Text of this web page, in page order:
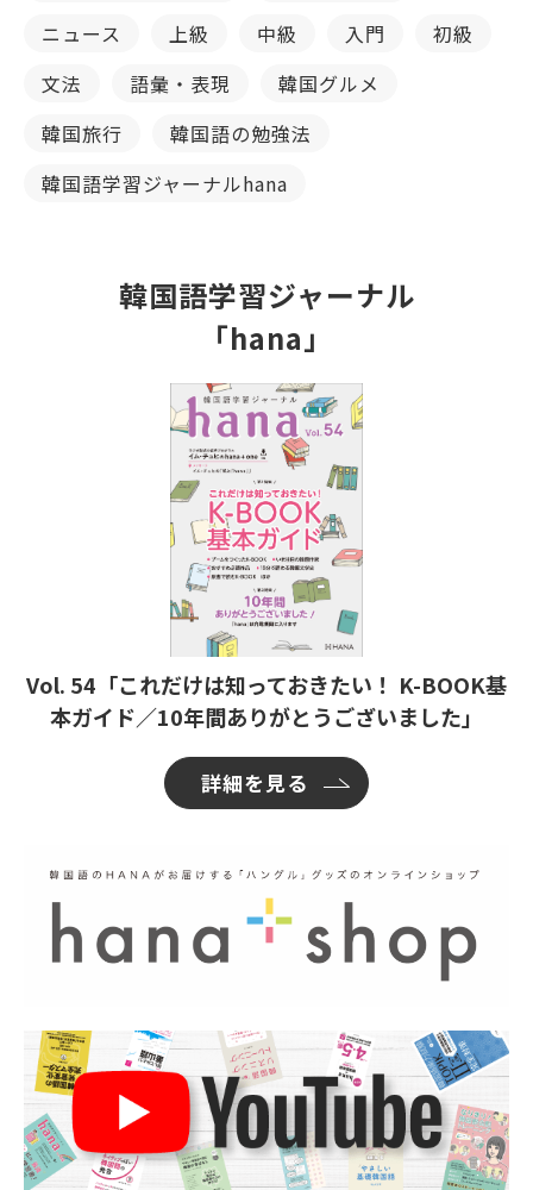
ニュース
上級 中級 入門
初級
文法
語彙・表現
韓国グルメ
韓国旅行
韓国語の勉強法
韓国語学習ジャーナルhana
韓国語学習ジャーナル
「hana」
Vol. 54「これだけは知っておきたい！ K-BOOK基
本ガイド／10年間ありがとうございました」
詳細を見る